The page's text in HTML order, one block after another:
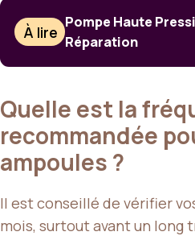
À lire
Pompe Haute
Réparation
Quelle est la
recommandée
ampoules ?
Il est conseillé de vérifier
mois, surtout avant un long